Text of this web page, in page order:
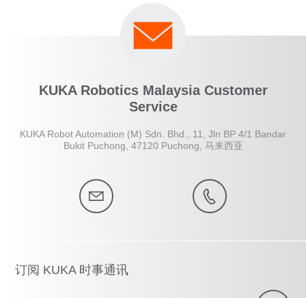
KUKA Robotics Malaysia Customer
Service
KUKA Robot Automation (M) Sdn. Bhd., 11, Jln BP 4/1 Bandar
Bukit Puchong, 47120 Puchong, 马来西亚
订阅 KUKA 时事通讯